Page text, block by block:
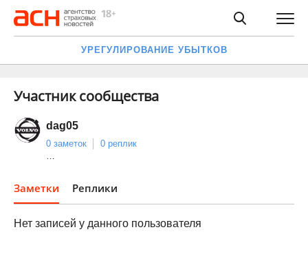
УРЕГУЛИРОВАНИЕ УБЫТКОВ
Участник сообщества
dag05
0 заметок
0 реплик
…
Заметки Реплики
Нет записей у данного пользователя